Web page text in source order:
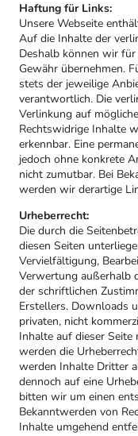
Haftung für Links:
Unsere Webseite
Auf die Inhalte der
Deshalb können wir
Gewähr übernehmen.
stets der jeweilige
verantwortlich. Die
Verlinkung auf
Rechtswidrige Inhalte
erkennbar. Eine
jedoch ohne konkrete
nicht zumutbar. Bei
werden wir derartige
Urheberrecht:
Die durch die
diesen Seiten
Vervielfältigung,
Verwertung außerhalb
der schriftlichen
Erstellers. Downloads
privaten, nicht
Inhalte auf dieser
werden die
werden Inhalte Dritter
dennoch auf eine
bitten wir um einen
Bekanntwerden von
Inhalte umgehend